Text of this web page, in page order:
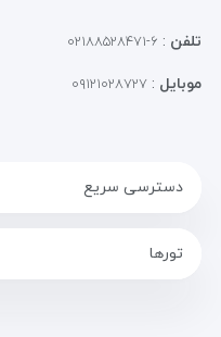
تلفن : ۶-۰۲۱۸۸۵۲۸۴۷۱
موبایل : ۰۹۱۲۱۰۲۸۷۲۷
دسترسی سریع
تورها